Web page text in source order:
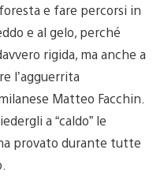
e fare percorsi in
e al gelo, perché
rigida, ma anche a
l’agguerrita
Matteo Facchin.
a “caldo” le
provato durante tutte